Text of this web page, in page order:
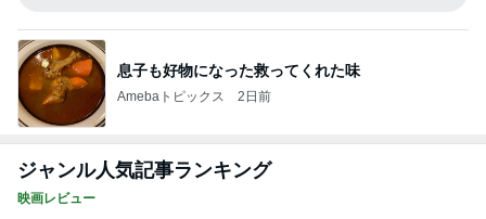
息子も好物になった救ってくれた味
Amebaトピックス 2日前
ジャンル人気記事ランキング
映画レビュー